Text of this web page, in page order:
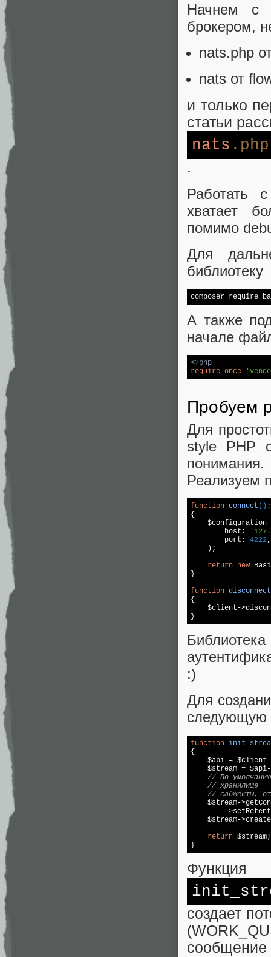
Начнем с
брокером,
nats.php
nats от
и только
статьи
nats .php
.
Работать
хватает
помимо
Для
библиотеку
composer require
А также
начале
<?php
require_once
Пробуем
Для
style PHP
понимания.
Реализуем
function connect ()
{
        host:
        port:
4222
    );
return new
}
function disconnect
{
$client-
}
:)
Для
следующую
function
{
$api =
$stream =
// По
// хранилище
// сабжекты,
$stream-
-
$stream-
return
}
Функция
создает